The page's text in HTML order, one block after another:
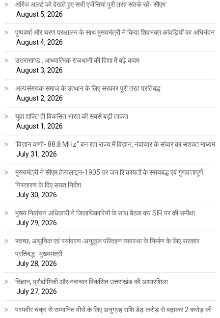
ऑरेंज अलर्ट को देखते हुए सभी एजेंसियां पूरी तरह सतर्क रहें- सीएम
August 5, 2026
पुष्पवर्षा और चरण प्रक्षालन के साथ मुख्यमंत्री ने किया शिवभक्त कांवड़ियों का अभिनंदन
August 4, 2026
उत्तराखण्ड : आध्यात्मिक राजधानी की दिशा में बढ़े कदम
August 3, 2026
अल्पसंख्यक समाज के उत्थान के लिए सरकार पूरी तरह प्रतिबद्ध
August 2, 2026
युवा शक्ति ही विकसित भारत की सबसे बड़ी ताकत
August 1, 2026
‘विज्ञान वाणी- 88.8 MHz” बन रहा राज्य में विज्ञान, नवाचार के संचार का सशक्त माध्यम
July 31, 2026
मुख्यमंत्री ने सीएम हेल्पलाइन-1905 पर जन शिकायतों के समयबद्ध एवं गुणवत्तापूर्ण
निस्तारण के दिए सख्त निर्देश
July 30, 2026
मुख्य निर्वाचन अधिकारी ने जिलाधिकारियों के साथ बैठक कर SIR पर की समीक्षा
July 29, 2026
स्वच्छ, आधुनिक एवं पर्यावरण-अनुकूल परिवहन व्यवस्था के निर्माण के लिए सरकार
प्रतिबद्ध : मुख्यमंत्री
July 28, 2026
विज्ञान, प्रौद्योगिकी और नवाचार विकसित उत्तराखंड की आधारशिला
July 27, 2026
परमवीर चक्र से सम्मानित वीरों के लिए अनुग्रह राशि डेढ़ करोड़ से बढ़ाकर 2 करोड़ की